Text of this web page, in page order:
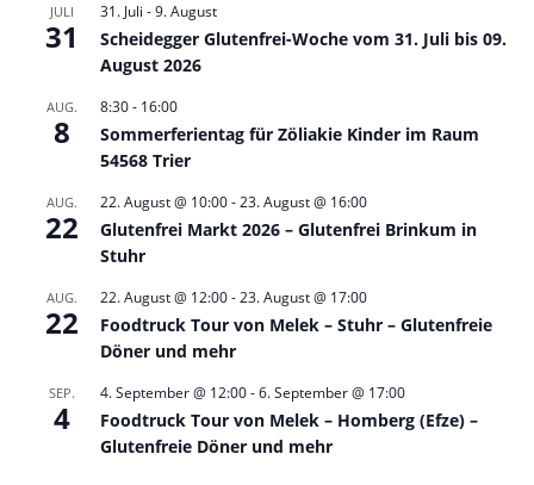
JULI
31
31. Juli -9. August
Scheidegger Glutenfrei-Woche vom 31. Juli bis 09.
August 2026
AUG.
8
8:30- 16:00
Sommerferientag für Zöliakie Kinder im Raum
54568 Trier
AUG.
22
22. August @ 10:00-23. August @ 16:00
Glutenfrei Markt 2026 – Glutenfrei Brinkum in
Stuhr
AUG.
22
22. August @ 12:00-23. August @ 17:00
Foodtruck Tour von Melek – Stuhr – Glutenfreie
Döner und mehr
SEP.
4
4. September @ 12:00-6. September @ 17:00
Foodtruck Tour von Melek – Homberg (Efze) –
Glutenfreie Döner und mehr